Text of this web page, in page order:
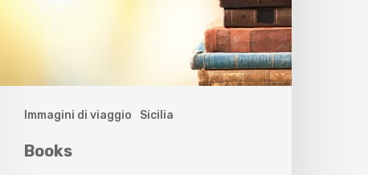
Immagini di viaggio Sicilia
Books